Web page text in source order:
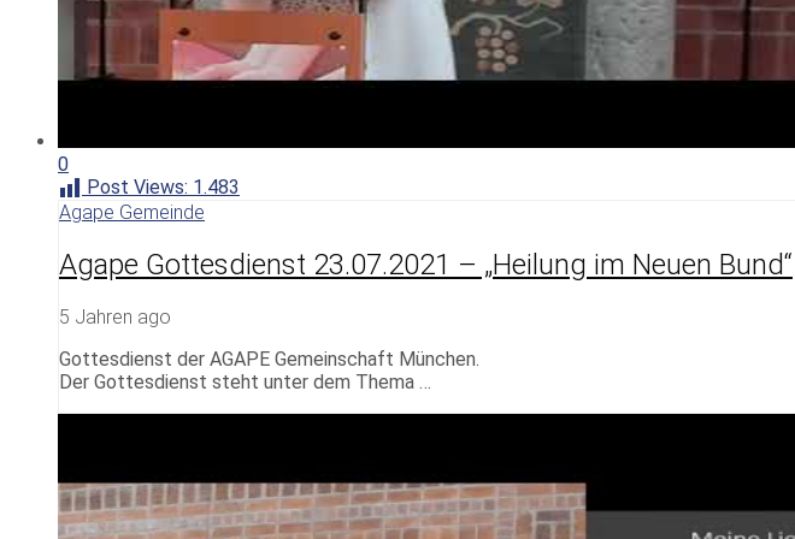
0
Post Views: 1.483
Agape Gemeinde
Agape Gottesdienst 23.07.2021 – „Heilung im Neuen Bund“
5 Jahren ago
Gottesdienst der AGAPE Gemeinschaft München.
Der Gottesdienst steht unter dem Thema …